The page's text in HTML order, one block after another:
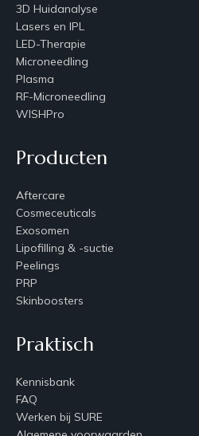
3D Huidanalyse
Lasers en IPL
LED-Therapie
Microneedling
Plasma
RF-Microneedling
WISHPro
Producten
Aftercare
Cosmeceuticals
Exosomen
Lipofilling & -suctie
Peelings
PRP
Skinboosters
Praktisch
Kennisbank
FAQ
Werken bij SURE